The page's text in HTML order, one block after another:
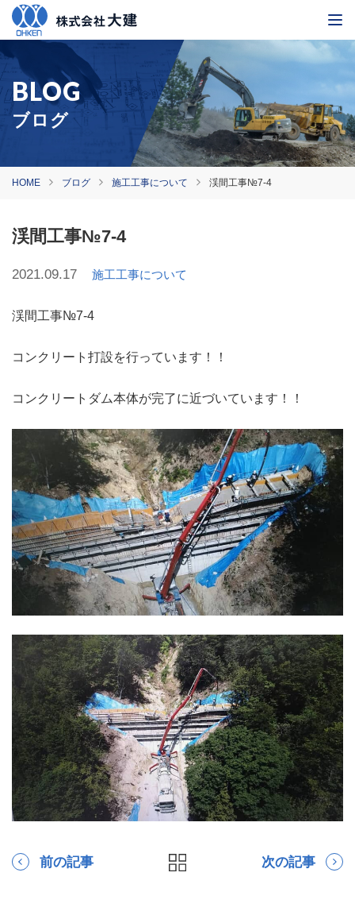
ブログ
HOME ブログ 施工工事について 渓間工事№7-4
渓間工事№7-4
2021.09.17 施工工事について
渓間工事№7-4
コンクリート打設を行っています！！
コンクリートダム本体が完了に近づいています！！
前の記事 次の記事